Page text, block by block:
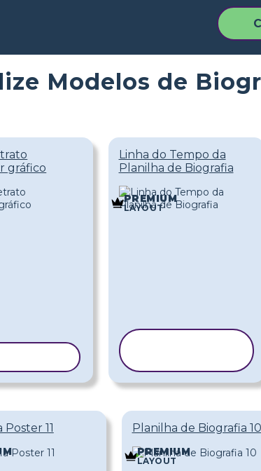
Modelos de
gráfico
Linha do Tempo da
Planilha de Biografia
PREMIUM
LAYOUT
Poster 11 Planilha de Biografia 10
PREMIUM
LAYOUT